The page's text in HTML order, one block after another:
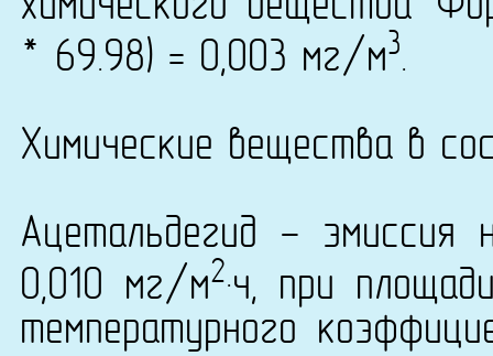
* 69.98) = 0,003 мг/м3.
Химические вещества в
Ацетальдегид - эмиссия
0,010 мг/м2·ч, при
температурного